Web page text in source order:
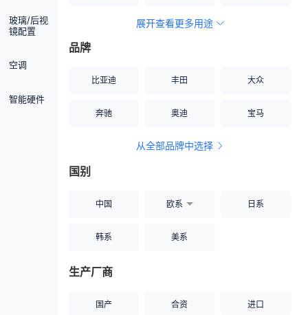
玻璃/后视
镜配置
空调
智能硬件
空间宽敞
展开查看更多用途
品牌
比亚迪 丰田 大众
奔驰 奥迪 宝马
从全部品牌中选择
国别
中国 欧系 日系
韩系 美系
生产厂商
国产 合资 进口